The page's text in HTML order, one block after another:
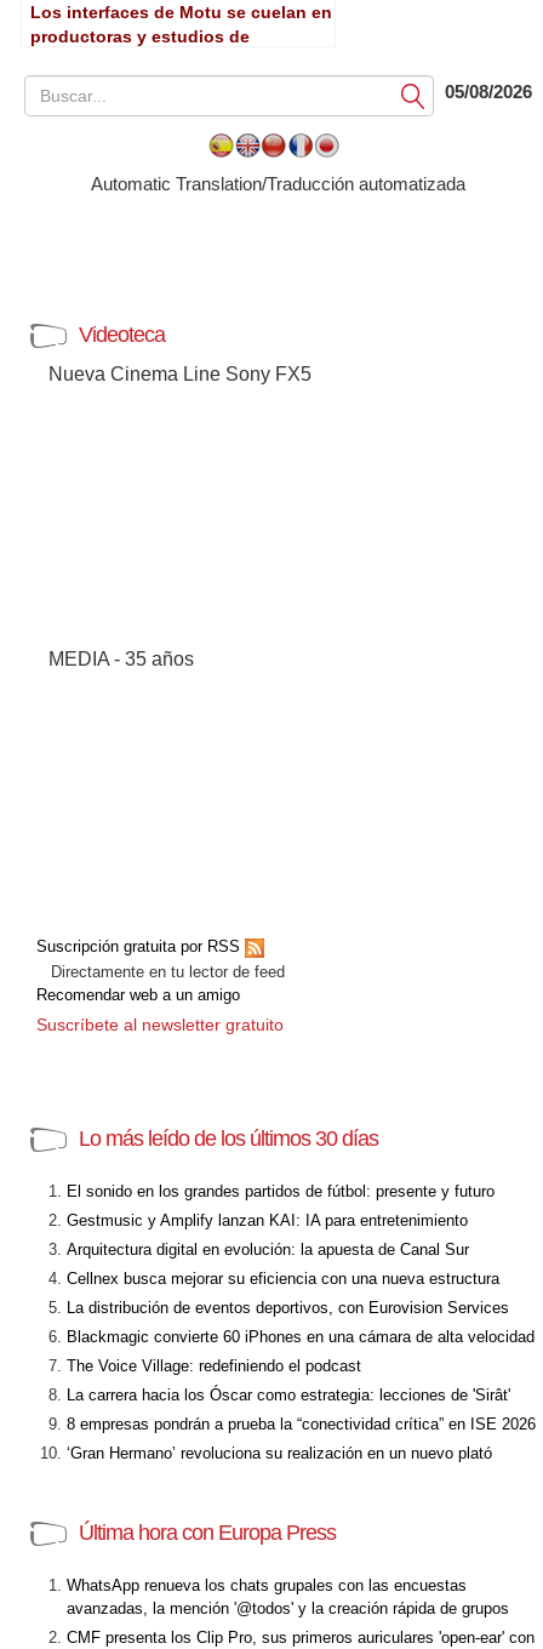
Los interfaces de Motu se cuelan en
productoras y estudios de
Submit05/08/2026
Automatic Translation/Traducción automatizada
Videoteca
Nueva Cinema Line Sony FX5
MEDIA - 35 años
Suscripción gratuita por RSS
Directamente en tu lector de feed
Recomendar web a un amigo
Suscríbete al newsletter gratuito
Lo más leído de los últimos 30 días
El sonido en los grandes partidos de fútbol: presente y futuro
Gestmusic y Amplify lanzan KAI: IA para entretenimiento
Arquitectura digital en evolución: la apuesta de Canal Sur
Cellnex busca mejorar su eficiencia con una nueva estructura
La distribución de eventos deportivos, con Eurovision Services
Blackmagic convierte 60 iPhones en una cámara de alta velocidad
The Voice Village: redefiniendo el podcast
La carrera hacia los Óscar como estrategia: lecciones de 'Sirât'
8 empresas pondrán a prueba la “conectividad crítica” en ISE 2026
‘Gran Hermano’ revoluciona su realización en un nuevo plató
Última hora con Europa Press
WhatsApp renueva los chats grupales con las encuestas
avanzadas, la mención '@todos' y la creación rápida de grupos
CMF presenta los Clip Pro, sus primeros auriculares 'open-ear' con